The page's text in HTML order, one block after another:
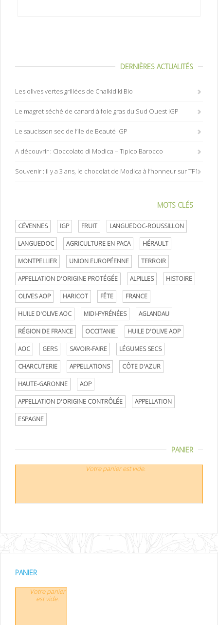
DERNIÈRES ACTUALITÉS
Les olives vertes grillées de Chalkidiki Bio
Le magret séché de canard à foie gras du Sud Ouest IGP
Le saucisson sec de l’Ile de Beauté IGP
A découvrir : Cioccolato di Modica – Tipico Barocco
Souvenir : il y a 3 ans, le chocolat de Modica à l’honneur sur TF1
MOTS CLÉS
CÉVENNES IGP FRUIT LANGUEDOC-ROUSSILLON
LANGUEDOC AGRICULTURE EN PACA HÉRAULT
MONTPELLIER UNION EUROPÉENNE TERROIR
APPELLATION D'ORIGINE PROTÉGÉE ALPILLES HISTOIRE
OLIVES AOP HARICOT FÊTE FRANCE
HUILE D'OLIVE AOC MIDI-PYRÉNÉES AGLANDAU
RÉGION DE FRANCE OCCITANIE HUILE D'OLIVE AOP
AOC GERS SAVOIR-FAIRE LÉGUMES SECS
CHARCUTERIE APPELLATIONS CÔTE D'AZUR
HAUTE-GARONNE AOP
APPELLATION D'ORIGINE CONTRÔLÉE APPELLATION
ESPAGNE
PANIER
Votre panier est vide.
PANIER
Votre panier
est vide.